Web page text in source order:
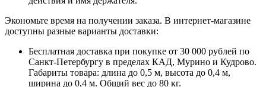
Экономьте время на получении заказа. В интернет-магазине
доступны разные варианты доставки:
Бесплатная доставка при покупке от 30 000 рублей по
Санкт-Петербургу в пределах КАД, Мурино и Кудрово.
Габариты товара: длина до 0,5 м, высота до 0,4 м,
ширина до 0,4 м. Общий вес до 80 кг.